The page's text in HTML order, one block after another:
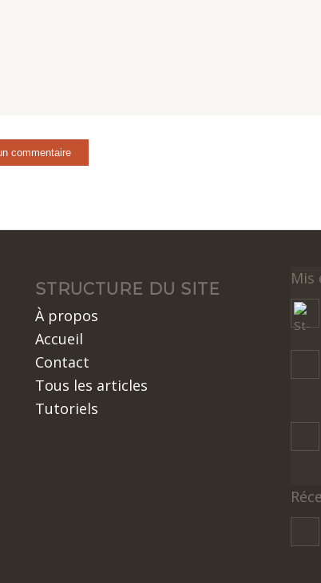
STRUCTURE DU SITE
À propos
Accueil
Contact
Tous les articles
Tutoriels
Mis